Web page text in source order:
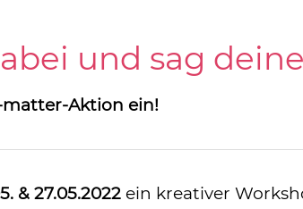
und sag
Aktion ein!
& 27.05.2022ein kreativer